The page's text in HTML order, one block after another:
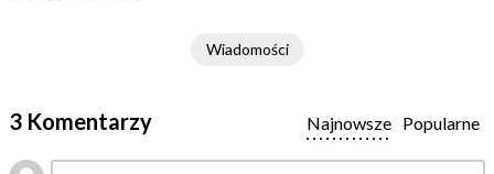
Wiadomości
3 Komentarzy Popularne
Najnowsze